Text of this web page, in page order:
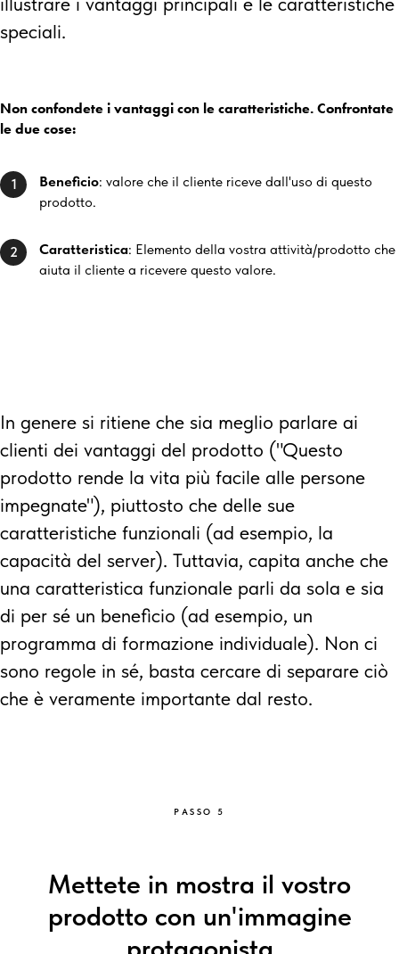
speciali.
Non confondete i vantaggi con le caratteristiche. Confrontate
le due cose:
1 Beneficio: valore che il cliente riceve dall'uso di questo
prodotto.
2 Caratteristica: Elemento della vostra attività/prodotto che
aiuta il cliente a ricevere questo valore.
In genere si ritiene che sia meglio parlare ai
clienti dei vantaggi del prodotto ("Questo
prodotto rende la vita più facile alle persone
impegnate"), piuttosto che delle sue
caratteristiche funzionali (ad esempio, la
capacità del server). Tuttavia, capita anche che
una caratteristica funzionale parli da sola e sia
di per sé un beneficio (ad esempio, un
programma di formazione individuale). Non ci
sono regole in sé, basta cercare di separare ciò
che è veramente importante dal resto.
PASSO 5
Mettete in mostra il vostro
prodotto con un'immagine